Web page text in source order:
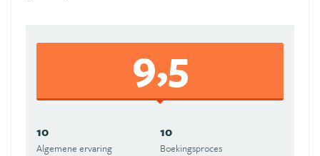
9,5
10
Algemene ervaring
10
Boekingsproces